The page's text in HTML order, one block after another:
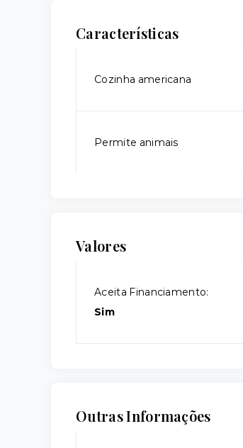
Características
Cozinha americana
Permite animais
Valores
Aceita Financiamento:
Sim
Outras Informações